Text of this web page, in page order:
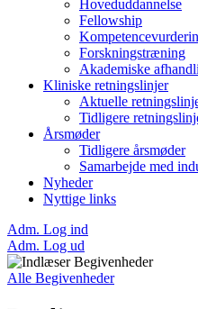
Hoveduddannelse
Fellowship
Forskningstræning
Akademiske
Kliniske retningslinjer
Aktuelle
Tidligere
Årsmøder
Tidligere årsmøder
Samarbejde med
Nyheder
Nyttige links
Adm. Log ind
Adm. Log ud
Alle Begivenheder